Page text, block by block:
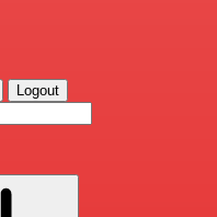
Logout